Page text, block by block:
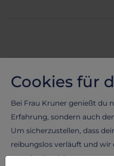
Ähnliche
Cookies für
Bei Frau Kruner genießt du
Erfahrung, sondern auch
Um sicherzustellen, dass
reibungslos verläuft und
unterbreiten können,